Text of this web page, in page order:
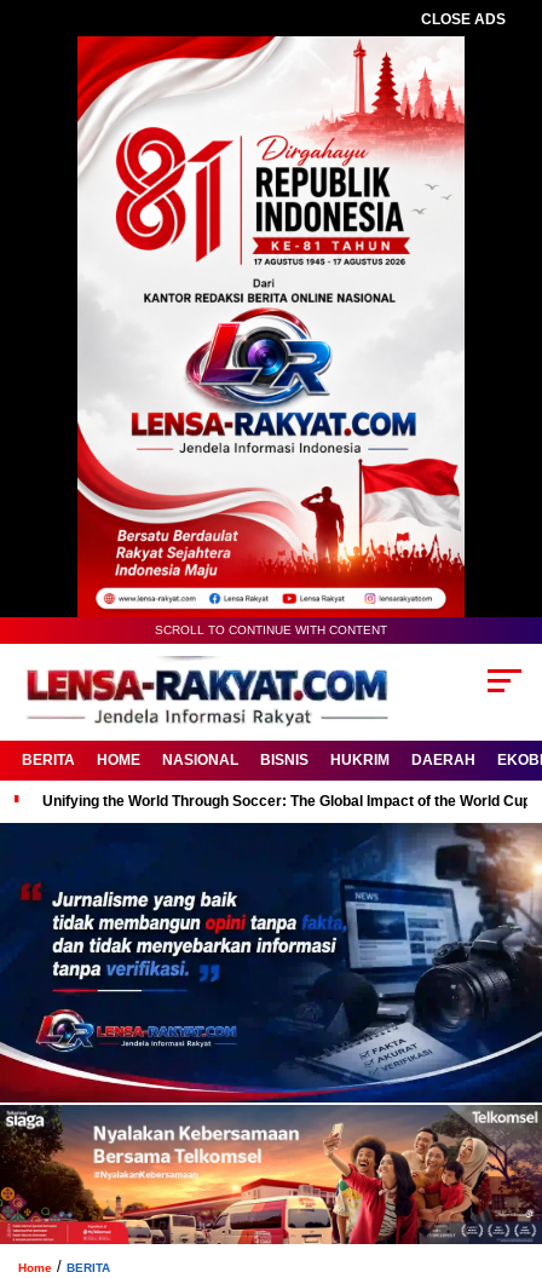
CLOSE ADS
SCROLL TO CONTINUE WITH CONTENT
BERITA HOME NASIONAL BISNIS HUKRIM DAERAH
Unifying the World Through Soccer: The Global Impact of the World Cup
Home / BERITA